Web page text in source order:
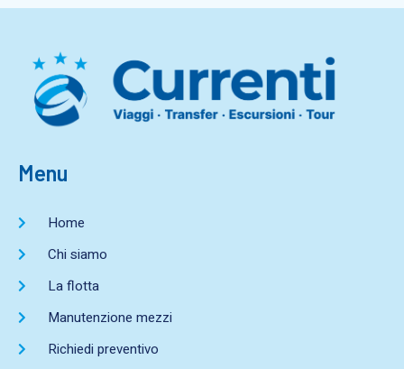
Menu
Home
Chi siamo
La flotta
Manutenzione mezzi
Richiedi preventivo